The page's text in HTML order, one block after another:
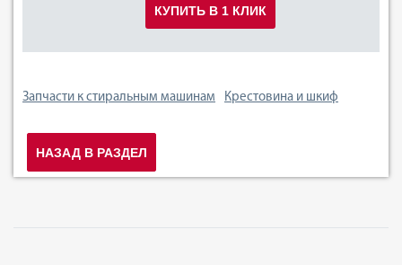
КУПИТЬ В 1 КЛИК
Запчасти к стиральным машинам Крестовина и шкиф
НАЗАД В РАЗДЕЛ